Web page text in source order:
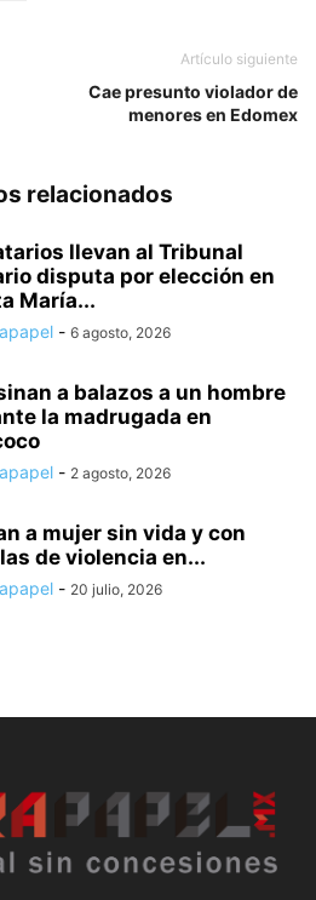
Artículo siguiente
Cae presunto violador de
menores en Edomex
relacionados
llevan al Tribunal
disputa por elección en
María...
- 6 agosto, 2026
a balazos a un hombre
la madrugada en
- 2 agosto, 2026
a mujer sin vida y con
de violencia en...
- 20 julio, 2026